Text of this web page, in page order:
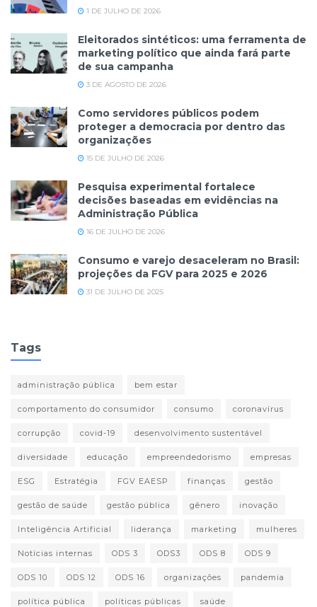
1 DE JULHO DE 2026
Eleitorados sintéticos: uma ferramenta de
marketing político que ainda fará parte
de sua campanha
3 DE AGOSTO DE 2026
Como servidores públicos podem
proteger a democracia por dentro das
organizações
15 DE JULHO DE 2026
Pesquisa experimental fortalece
decisões baseadas em evidências na
Administração Pública
16 DE JULHO DE 2026
Consumo e varejo desaceleram no Brasil:
projeções da FGV para 2025 e 2026
31 DE JULHO DE 2025
Tags
administração pública bem estar
comportamento do consumidor consumo coronavírus
corrupção covid-19 desenvolvimento sustentável
diversidade educação empreendedorismo empresas
ESG Estratégia FGV EAESP finanças gestão
gestão de saúde gestão pública gênero inovação
Inteligência Artificial liderança marketing mulheres
Notícias internas ODS 3 ODS3 ODS 8 ODS 9
ODS 10 ODS 12 ODS 16 organizações pandemia
política pública políticas públicas saúde